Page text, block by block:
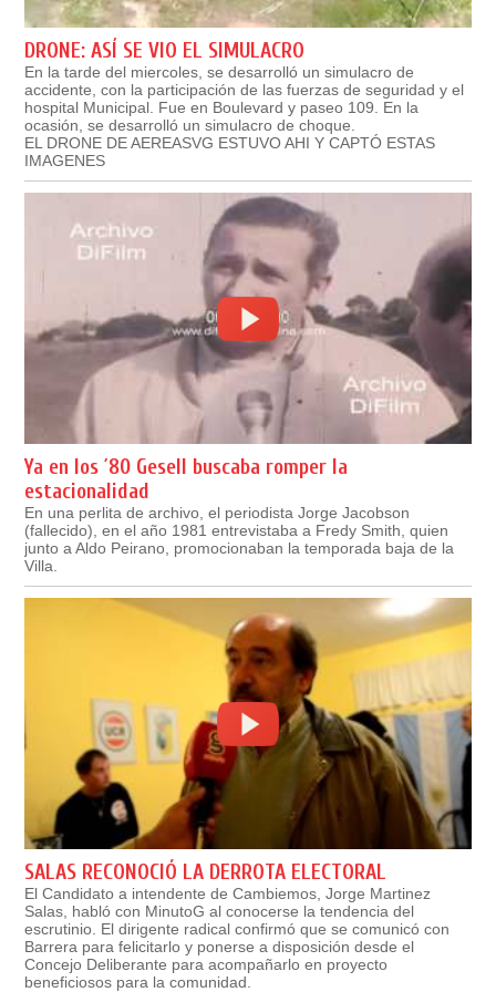
DRONE: ASÍ SE VIO EL SIMULACRO
En la tarde del miercoles, se desarrolló un simulacro de
accidente, con la participación de las fuerzas de seguridad y el
hospital Municipal. Fue en Boulevard y paseo 109. En la
ocasión, se desarrolló un simulacro de choque.
EL DRONE DE AEREASVG ESTUVO AHI Y CAPTÓ ESTAS
IMAGENES
Ya en los ´80 Gesell buscaba romper la
estacionalidad
En una perlita de archivo, el periodista Jorge Jacobson
(fallecido), en el año 1981 entrevistaba a Fredy Smith, quien
junto a Aldo Peirano, promocionaban la temporada baja de la
Villa.
SALAS RECONOCIÓ LA DERROTA ELECTORAL
El Candidato a intendente de Cambiemos, Jorge Martinez
Salas, habló con MinutoG al conocerse la tendencia del
escrutinio. El dirigente radical confirmó que se comunicó con
Barrera para felicitarlo y ponerse a disposición desde el
Concejo Deliberante para acompañarlo en proyecto
beneficiosos para la comunidad.